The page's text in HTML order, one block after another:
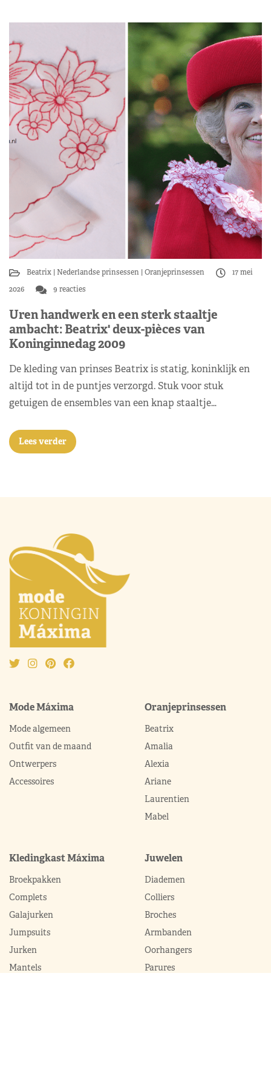
Beatrix Nederlandse prinsessen Oranjeprinsessen
17 mei
2026
9 reacties
Uren handwerk en een sterk staaltje
ambacht: Beatrix' deux-pièces van
Koninginnedag 2009
De kleding van prinses Beatrix is statig, koninklijk en
altijd tot in de puntjes verzorgd. Stuk voor stuk
getuigen de ensembles van een knap staaltje…
Lees verder
Mode Máxima
Mode algemeen
Outfit van de maand
Ontwerpers
Accessoires
Oranjeprinsessen
Beatrix
Amalia
Alexia
Ariane
Laurentien
Mabel
Kledingkast Máxima
Broekpakken
Complets
Galajurken
Jumpsuits
Jurken
Mantels
Juwelen
Diademen
Colliers
Broches
Armbanden
Oorhangers
Parures